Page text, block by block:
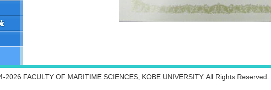
2026 FACULTY OF MARITIME SCIENCES, KOBE UNIVERSITY. All Rights Reserved.